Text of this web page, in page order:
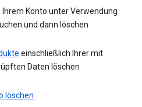
Konto unter Verwendung
und dann löschen
einschließlich Ihrer mit
Daten löschen
löschen